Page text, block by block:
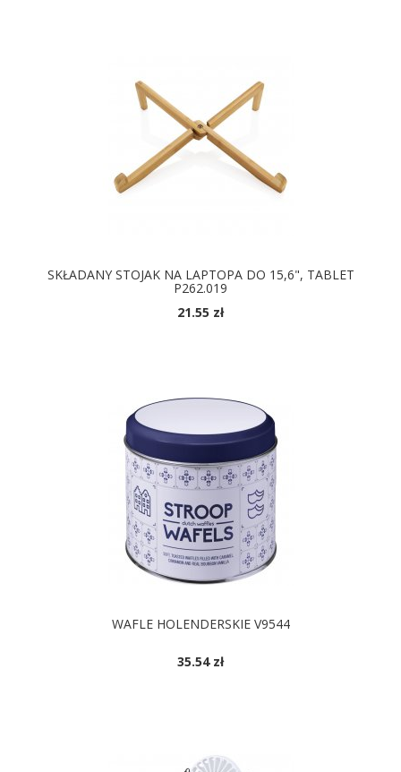
SKŁADANY STOJAK NA LAPTOPA DO 15,6", TABLET
P262.019
21.55 zł
WAFLE HOLENDERSKIE V9544
35.54 zł